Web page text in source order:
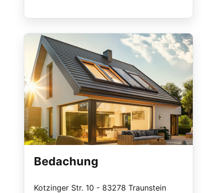
Bedachung
Kotzinger Str. 10 - 83278 Traunstein